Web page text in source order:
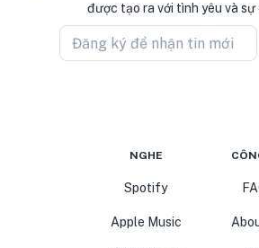
được tạo ra với tình yêu và sự
Đăng ký để nhận tin mới
NGHE
Spotify
Apple Music